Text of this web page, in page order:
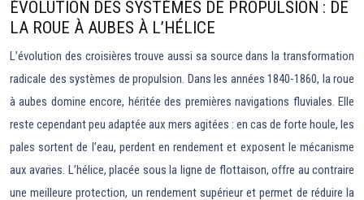
ÉVOLUTION DES SYSTÈMES DE PROPULSION : DE
LA ROUE À AUBES À L’HÉLICE
L’évolution des croisières trouve aussi sa source dans la transformation
radicale des systèmes de propulsion. Dans les années 1840-1860, la roue
à aubes domine encore, héritée des premières navigations fluviales. Elle
reste cependant peu adaptée aux mers agitées : en cas de forte houle, les
pales sortent de l’eau, perdent en rendement et exposent le mécanisme
aux avaries. L’hélice, placée sous la ligne de flottaison, offre au contraire
une meilleure protection, un rendement supérieur et permet de réduire la